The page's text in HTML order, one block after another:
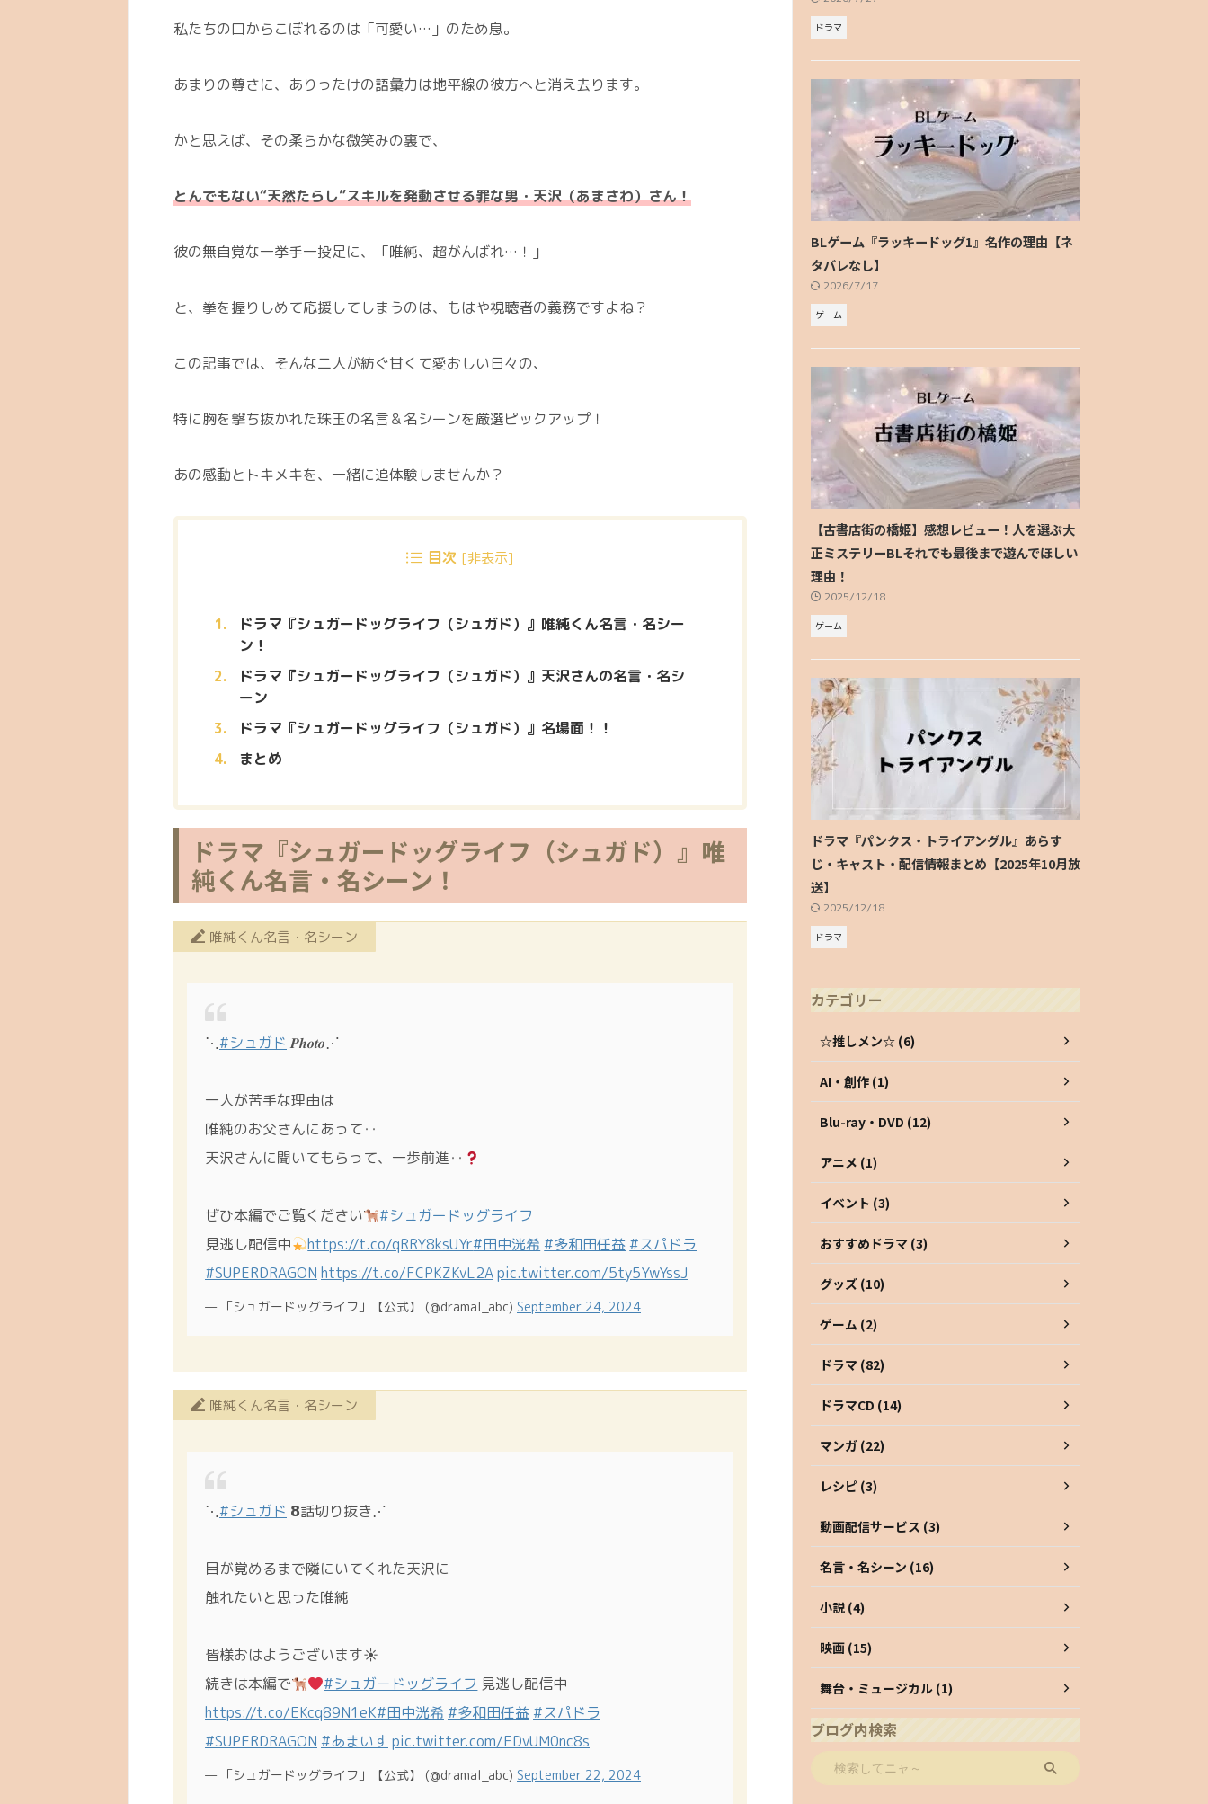
私たちの口からこぼれるのは「可愛い…」のため息。
あまりの尊さに、ありったけの語彙力は地平線の彼方へと消え去ります。
かと思えば、その柔らかな微笑みの裏で、
とんでもない“天然たらし”スキルを発動させる罪な男・天沢（あまさわ）さん！
彼の無自覚な一挙手一投足に、「唯純、超がんばれ…！」
と、拳を握りしめて応援してしまうのは、もはや視聴者の義務ですよね？
この記事では、そんな二人が紡ぐ甘くて愛おしい日々の、
特に胸を撃ち抜かれた珠玉の名言＆名シーンを厳選ピックアップ！
あの感動とトキメキを、一緒に追体験しませんか？
目次 [非表示]
ドラマ『シュガードッグライフ（シュガド）』唯純くん名言・名シー
ン！
ドラマ『シュガードッグライフ（シュガド）』天沢さんの名言・名シ
ーン
ドラマ『シュガードッグライフ（シュガド）』名場面！！
まとめ
ドラマ『シュガードッグライフ（シュガド）』唯
純くん名言・名シーン！
唯純くん名言・名シーン
⋱#シュガド 𝑷𝒉𝒐𝒕𝒐⋰
一人が苦手な理由は
唯純のお父さんにあって‥
天沢さんに聞いてもらって、一歩前進‥
ぜひ本編でご覧ください
#シュガードッグライフ
見逃し配信中
https://t.co/qRRY8ksUYr#田中洸希 #多和田任益 #スパドラ
#SUPERDRAGON https://t.co/FCPKZKvL2Apic.twitter.com/5ty5YwYssJ
— 「シュガードッグライフ」【公式】 (@dramal_abc) September 24, 2024
唯純くん名言・名シーン
⋱#シュガド 𝟴話切り抜き⋰
目が覚めるまで隣にいてくれた天沢に
触れたいと思った唯純
皆様おはようございます☀
続きは本編で
#シュガードッグライフ 見逃し配信中
https://t.co/EKcq89N1eK#田中洸希 #多和田任益 #スパドラ
#SUPERDRAGON #あまいす pic.twitter.com/FDvUM0nc8s
— 「シュガードッグライフ」【公式】 (@dramal_abc) September 22, 2024
ドラマ
BLゲーム『ラッキードッグ1』名作の理由【ネ
タバレなし】
2026/7/17
ゲーム
【古書店街の橋姫】感想レビュー！人を選ぶ大
正ミステリーBLそれでも最後まで遊んでほしい
理由！
2025/12/18
ゲーム
ドラマ『パンクス・トライアングル』あらす
じ・キャスト・配信情報まとめ【2025年10月放
送】
2025/12/18
ドラマ
カテゴリー
☆推しメン☆ (6)
AI・創作 (1)
Blu-ray・DVD (12)
アニメ (1)
イベント (3)
おすすめドラマ (3)
グッズ (10)
ゲーム (2)
ドラマ (82)
ドラマCD (14)
マンガ (22)
レシピ (3)
動画配信サービス (3)
名言・名シーン (16)
小説 (4)
映画 (15)
舞台・ミュージカル (1)
ブログ内検索